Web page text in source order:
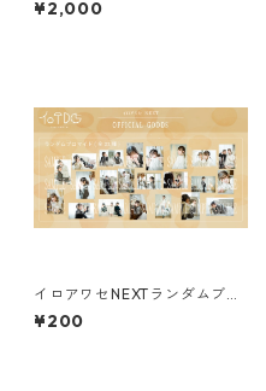
¥2,000
イロアワセNEXTランダムブロ
マイド
¥200